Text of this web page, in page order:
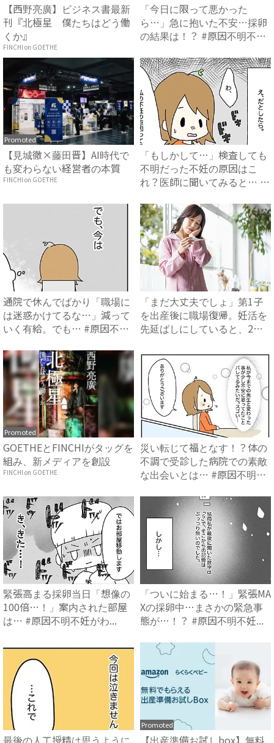
【西野亮廣】ビジネス書最新
刊『北極星 僕たちはどう働
くか』
FINCHI on GOETHE
「今日に限って悪かった
ら…」急に抱いた不安…採卵
の結果は！？ #原因不明不妊
Promoted
【見城徹×藤田晋】AI時代で
も変わらない経営者の本質
FINCHI on GOETHE
「もしかして…」検査しても
不明だった不妊の原因はこ
れ？医師に聞いてみると… #
通院で休んでばかり「職場に
は迷惑かけてるな…」減って
いく有給。でも… #原因不
「まだ大丈夫でしょ」第1子
を出産後に職場復帰。妊活を
先延ばしにしていると、2人
Promoted
GOETHEとFINCHIがタッグを
組み、新メディアを創設
FINCHI on GOETHE
災い転じて福となす！？体の
不調で受診した病院での素敵
な出会いとは… #原因不明
緊張高まる採卵当日「想像の
100倍…！」案内された部屋
は… #原因不明不妊がわ...
「ついに始まる…！」緊張MA
Xの採卵中…まさかの緊急事
態が…！？ #原因不明不妊...
最後の人工授精は思うように
Promoted
【出産準備お試しbox】無料